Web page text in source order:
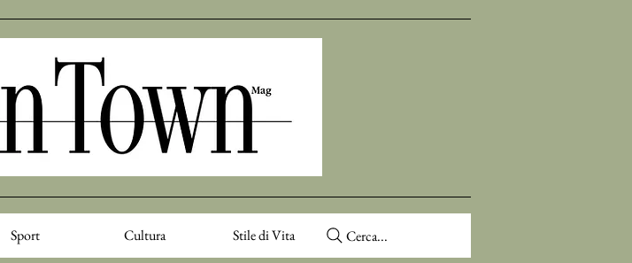
Sport Cultura Stile di Vita Cerca...